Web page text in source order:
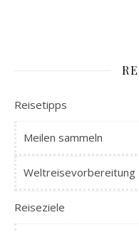
Reisetipps
Meilen sammeln
Weltreisevorbereitung
Reiseziele